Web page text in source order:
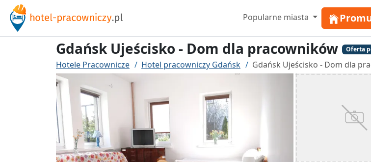
Popularne miasta
Gdańsk Ujeścisko - Dom dla pracowników Oferta
Hotele Pracownicze Hotel pracowniczy Gdańsk Gdańsk Ujeścisko - Dom dla